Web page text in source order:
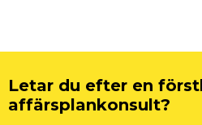
Letar du efter en
affärsplankonsult?